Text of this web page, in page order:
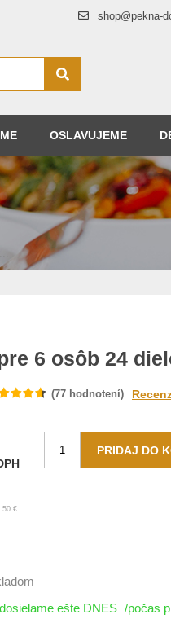
shop@pekna-
OSLAVUJEME
6 osôb 24
(77 hodnotení)
€
ešte DNES /počas